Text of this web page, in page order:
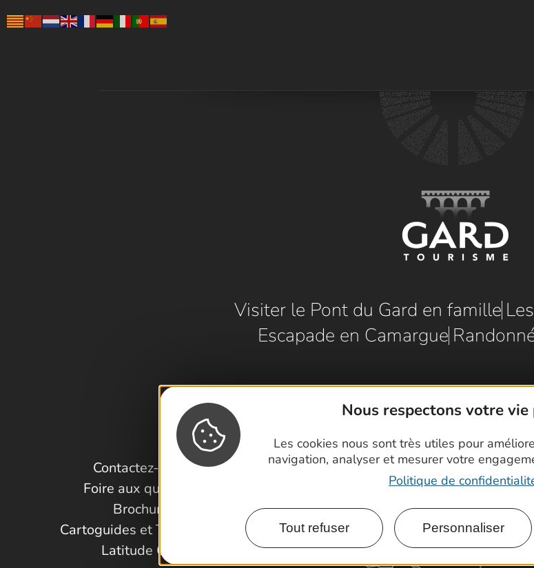
Nous respectons votre vie
Les cookies nous sont très utiles pour
navigation, analyser et mesurer votre
Politique de
Tout refuser Personnaliser
Visiter le Pont du Gard en famille
Escapade en Camargue
Contactez-nous !
Foire aux questions
Brochures
Cartoguides et Topoguides
Latitude Gard